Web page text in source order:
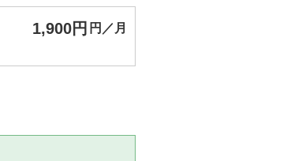
1,900円 円／月